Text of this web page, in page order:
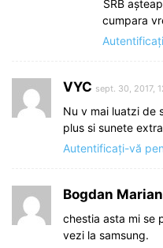
SRB
cumpara
VYC sept. 30, 2017,
Nu v mai luatzi de
plus si sunete
Autentificați-vă
Bogdan Marian
chestia asta mi se
vezi la samsung.